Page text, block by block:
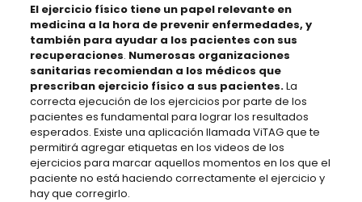
El ejercicio físico tiene un papel relevante en
medicina a la hora de prevenir enfermedades, y
también para ayudar a los pacientes con sus
recuperaciones. Numerosas organizaciones
sanitarias recomiendan a los médicos que
prescriban ejercicio físico a sus pacientes.La
correcta ejecución de los ejercicios por parte de los
pacientes es fundamental para lograr los resultados
esperados. Existe una aplicación llamada ViTAG que te
permitirá agregar etiquetas en los videos de los
ejercicios para marcar aquellos momentos en los que el
paciente no está haciendo correctamente el ejercicio y
hay que corregirlo.